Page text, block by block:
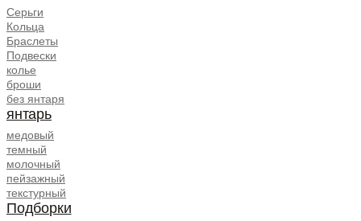
Серьги
Кольца
Браслеты
Подвески
колье
броши
без янтаря
янтарь
медовый
темный
молочный
пейзажный
текстурный
Подборки